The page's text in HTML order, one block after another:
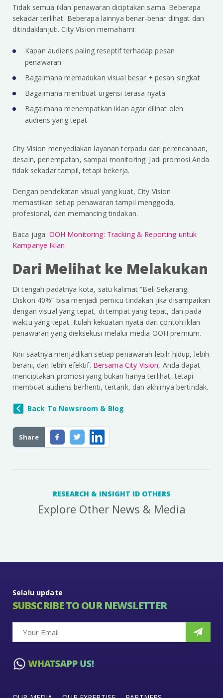
Share
Tidak semua iklan penawaran diciptakan sama. Beberapa
sekadar terlihat. Beberapa lainnya benar-benar diingat dan
ditindaklanjuti. City Vision memahami:
Kapan audiens paling reseptif terhadap pesan
penawaran
Bagaimana memadukan visual besar + pesan singkat
Bagaimana membuat urgensi terasa nyata
Bagaimana menempatkan iklan agar dilihat oleh
audiens yang tepat
City Vision menyediakan layanan terpadu dari perencanaan,
desain, penempatan, sampai monitoring. Jadi promosi Anda
tidak sekadar tampil, tetapi bekerja.
Dengan pendekatan visual yang kuat, City Vision
memastikan setiap penawaran tampil menggoda,
profesional, dan memancing tindakan.
Baca juga: OOH Monitoring: Tracking & Reporting untuk
Kampanye Iklan
Dari Melihat ke Melakukan
Di tengah padatnya kota, satu kalimat “Beli Sekarang,
Diskon 40%” bisa menjadi pemicu tindakan jika disampaikan
dengan visual yang tepat, di tempat yang tepat, dan pada
waktu yang tepat. Itulah kekuatan nyata dari contoh iklan
penawaran yang dieksekusi melalui media OOH premium.
Kini saatnya menjadikan setiap penawaran lebih hidup, lebih
berani, dan lebih efektif. Bersama City Vision, Anda dapat
menciptakan promosi yang bukan hanya terlihat, tetapi
membuat audiens berhenti, tertarik, dan akhirnya bertindak.
Back To Newsroom & Blog
RESEARCH & INSIGHT ID OTHERS
Explore Other News & Media
Selalu update
SUBSCRIBE TO OUR NEWSLETTER